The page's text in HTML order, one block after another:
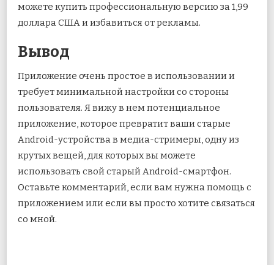
можете купить профессиональную версию за 1,99
доллара США и избавиться от рекламы.
Вывод
Приложение очень простое в использовании и
требует минимальной настройки со стороны
пользователя. Я вижу в нем потенциальное
приложение, которое превратит ваши старые
Android-устройства в медиа-стримеры, одну из
крутых вещей, для которых вы можете
использовать свой старый Android-смартфон.
Оставьте комментарий, если вам нужна помощь с
приложением или если вы просто хотите связаться
со мной.